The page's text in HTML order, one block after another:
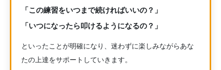
「この練習をいつまで続ければいいの？」
「いつになったら叩けるようになるの？」
といったことが明確になり、迷わずに楽しみながらあな
たの上達をサポートしていきます。